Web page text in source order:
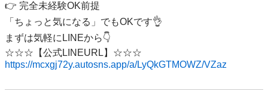
👉 完全未経験OK前提
「ちょっと気になる」でもOKです👌
まずは気軽にLINEから👇
https://mcxgj72y.autosns.app/a/LyQkGTMOWZ/VZaz